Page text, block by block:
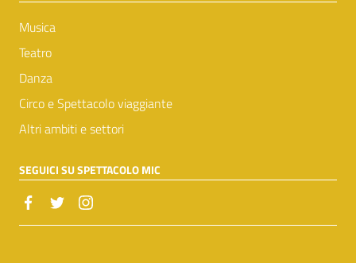
Musica
Teatro
Danza
Circo e Spettacolo viaggiante
Altri ambiti e settori
SEGUICI SU SPETTACOLO MIC